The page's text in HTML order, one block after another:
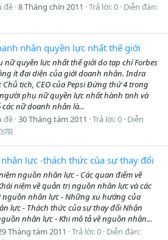
đề 8 Tháng chín 2011 Trả lời: 0 Diễn đàn:
nhân quyền lực nhất thế giới
nữ quyền lực nhất thế giới do tạp chí Forbes
ít đại diện của giới doanh nhân. Indra
Chủ tịch, CEO của Pepsi Đứng thứ 4 trong
phụ nữ quyền lực nhất hành tinh và
nữ doanh nhân là...
đề 30 Tháng tám 2011 Trả lời: 0 Diễn
lực -thách thức của sự thay đổi
nguồn nhân lực - Các quan điểm về
niệm về quản trị nguồn nhân lực và các
nhân lực - Những xu hướng của
lực - Thách thức của sự thay đổi Nhận
nhân lực - Khi mô tả về nguồn nhân...
Tháng tám 2011 Trả lời: 0 Diễn đàn: